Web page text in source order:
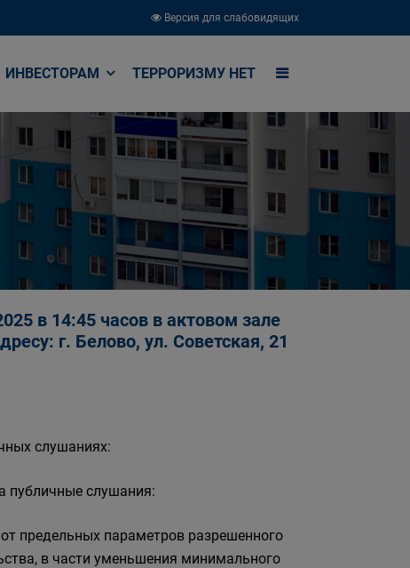
Версия для слабовидящих
ИНВЕСТОРАМ ТЕРРОРИЗМУ НЕТ
в 14:45 часов в актовом зале
г. Белово, ул. Советская, 21
слушаниях:
публичные слушания:
предельных параметров разрешенного
в части уменьшения минимального